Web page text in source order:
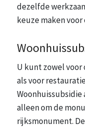
dezelfde
keuze maken
U kunt zowel
als voor
Woonhuissubsidie
alleen om de
rijksmonument.